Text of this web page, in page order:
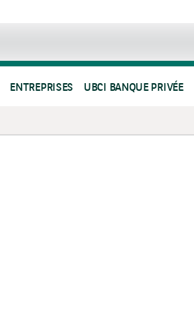
ENTREPRISES UBCI BANQUE PRIVÉE